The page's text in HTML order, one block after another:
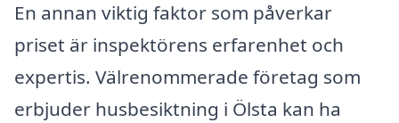
En annan viktig faktor som påverkar
priset är inspektörens erfarenhet och
expertis. Välrenommerade företag som
erbjuder husbesiktning i Ölsta kan ha